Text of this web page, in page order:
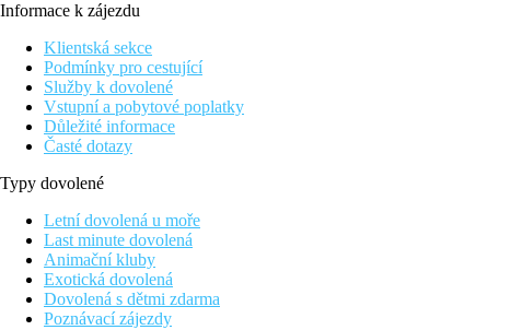
Informace k zájezdu
Klientská sekce
Podmínky pro cestující
Služby k dovolené
Vstupní a pobytové poplatky
Důležité informace
Časté dotazy
Typy dovolené
Letní dovolená u moře
Last minute dovolená
Animační kluby
Exotická dovolená
Dovolená s dětmi zdarma
Poznávací zájezdy